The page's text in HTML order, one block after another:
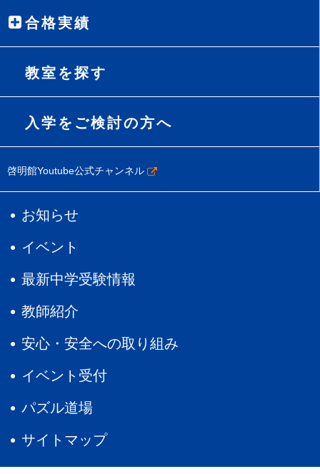
合格実績
教室を探す
入学をご検討の方へ
啓明館Youtube公式チャンネル
お知らせ
イベント
最新中学受験情報
教師紹介
安心・安全への取り組み
イベント受付
パズル道場
サイトマップ